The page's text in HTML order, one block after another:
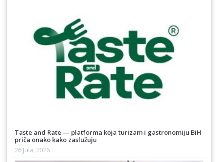
Taste and Rate — platforma koja turizam i gastronomiju BiH
priča onako kako zaslužuju
26 Jula, 2026